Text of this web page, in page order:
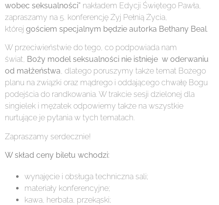
wobec seksualności” nakładem Edycji Świętego Pawła,
zapraszamy na 5. konferencję Żyj Pełnią Życia,
której gościem specjalnym będzie autorka Bethany Beal
W przeciwieństwie do tego, co podpowiada nam
świat, Boży model seksualności nie istnieje w oderwaniu
od małżeństwa, dlatego poruszymy także temat Bożego
planu na związki oraz mądrego i oddającego chwałę Bogu
podejścia do randkowania. W trakcie sesji dzielonej dla
singielek i mężatek odpowiemy także na wszystkie
nurtujące je pytania w tych tematach.
Zapraszamy serdecznie!
W skład ceny biletu wchodzi:
wynajęcie i obsługa techniczna sali;
materiały konferencyjne;
kawa, herbata, przekąski;